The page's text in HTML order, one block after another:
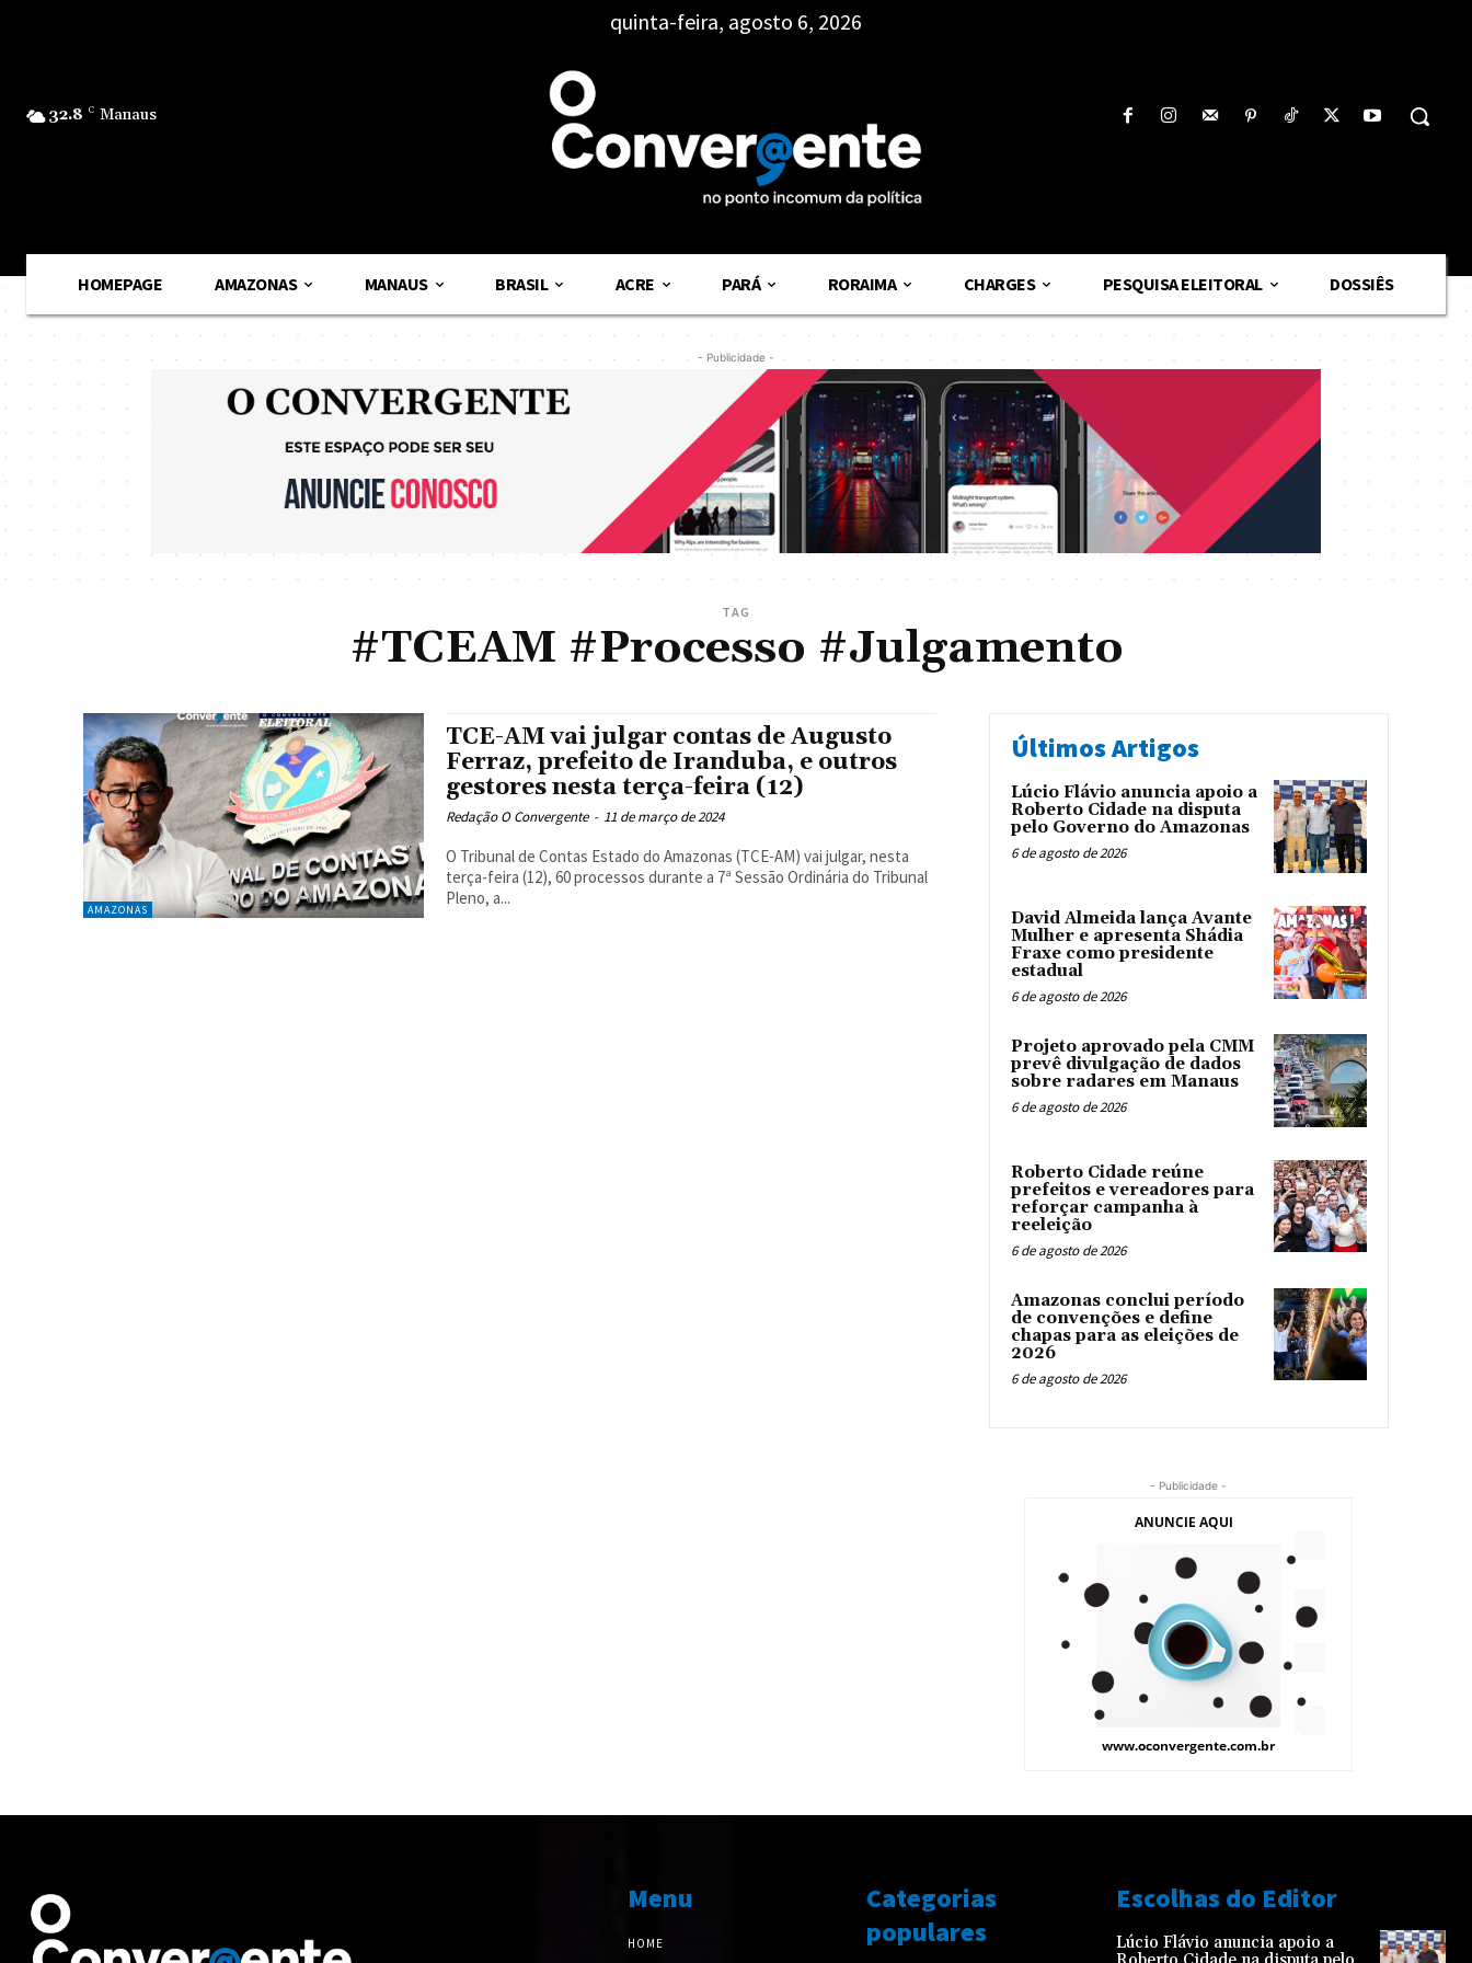
32.8 C Manaus
quinta-feira, agosto 6, 2026
HOMEPAGE AMAZONAS MANAUS BRASIL ACRE PARÁ RORAIMA CHARGES PESQUISA ELEITORAL DOSSIÊS
- Publicidade -
TAG
#TCEAM #Processo #Julgamento
AMAZONAS
TCE-AM vai julgar contas de Augusto
Ferraz, prefeito de Iranduba, e outros
gestores nesta terça-feira (12)
Redação O Convergente - 11 de março de 2024
O Tribunal de Contas Estado do Amazonas (TCE-AM) vai julgar, nesta
terça-feira (12), 60 processos durante a 7ª Sessão Ordinária do Tribunal
Pleno, a...
Últimos Artigos
Lúcio Flávio anuncia apoio a
Roberto Cidade na disputa
pelo Governo do Amazonas
6 de agosto de 2026
David Almeida lança Avante
Mulher e apresenta Shádia
Fraxe como presidente
estadual
6 de agosto de 2026
Projeto aprovado pela CMM
prevê divulgação de dados
sobre radares em Manaus
6 de agosto de 2026
Roberto Cidade reúne
prefeitos e vereadores para
reforçar campanha à
reeleição
6 de agosto de 2026
Amazonas conclui período
de convenções e define
chapas para as eleições de
2026
6 de agosto de 2026
- Publicidade -
Menu
HOME
Categorias
populares
Escolhas do Editor
Lúcio Flávio anuncia apoio a